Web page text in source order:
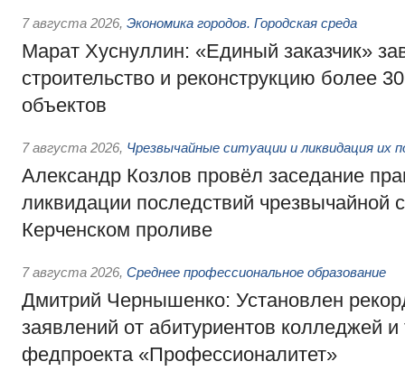
7 августа 2026, Экономика городов. Городская среда
Марат Хуснуллин: «Единый заказчик»
строительство и реконструкцию более
объектов
7 августа 2026, Чрезвычайные ситуации и ликвидация их
Александр Козлов провёл заседание
ликвидации последствий чрезвычайной
Керченском проливе
7 августа 2026, Среднее профессиональное образование
Дмитрий Чернышенко: Установлен
заявлений от абитуриентов колледжей и
федпроекта «Профессионалитет»